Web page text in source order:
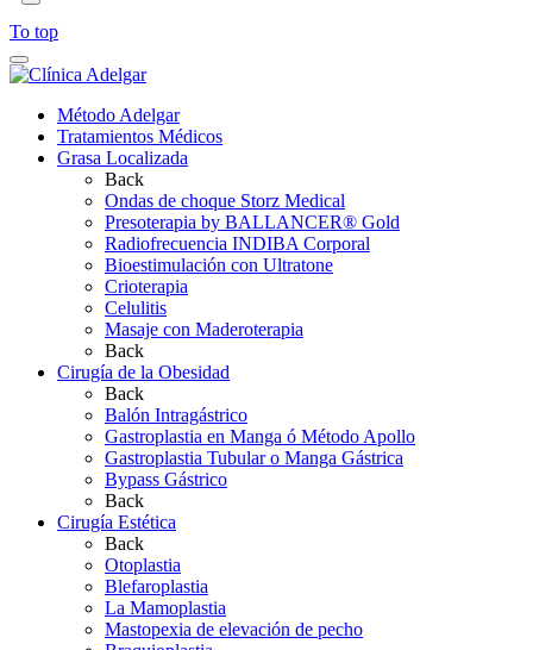
To top
Método Adelgar
Tratamientos Médicos
Grasa Localizada
Back
Ondas de choque Storz Medical
Presoterapia by BALLANCER® Gold
Radiofrecuencia INDIBA Corporal
Bioestimulación con Ultratone
Crioterapia
Celulitis
Masaje con Maderoterapia
Back
Cirugía de la Obesidad
Back
Balón Intragástrico
Gastroplastia en Manga ó Método Apollo
Gastroplastia Tubular o Manga Gástrica
Bypass Gástrico
Back
Cirugía Estética
Back
Otoplastia
Blefaroplastia
La Mamoplastia
Mastopexia de elevación de pecho